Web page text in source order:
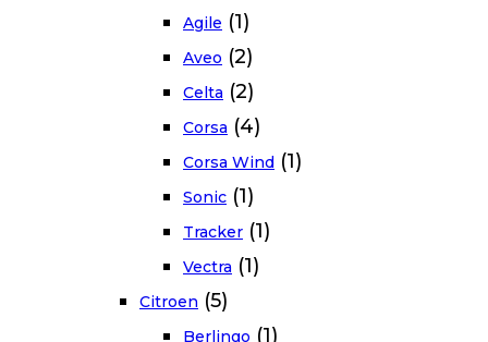
Agile (1)
Aveo (2)
Celta (2)
Corsa (4)
Corsa Wind (1)
Sonic (1)
Tracker (1)
Vectra (1)
Citroen (5)
Berlingo (1)